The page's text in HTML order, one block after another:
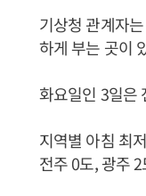
기상청 관계자
하게 부는 곳이
화요일인 3일은
지역별 아침 최
전주 0도, 광주